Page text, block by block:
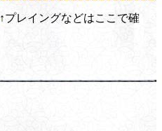
↑プレイングなどはここで確